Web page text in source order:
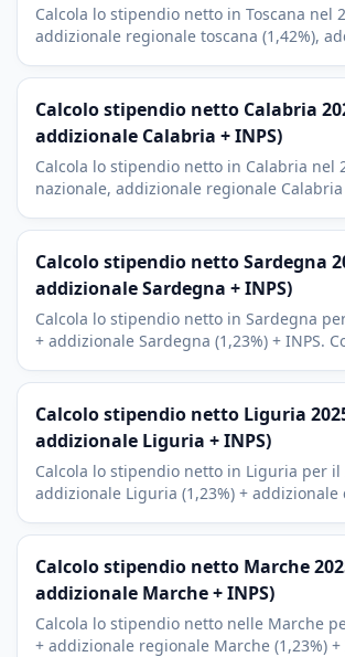
Calcola lo stipendio netto in Toscana nel
addizionale regionale toscana (1,42%),
Siena.
Calcolo stipendio netto Calabria
addizionale Calabria + INPS)
Calcola lo stipendio netto in Calabria nel
nazionale, addizionale regionale Calabria
Catanzaro, Cosenza.
Calcolo stipendio netto Sardegna
addizionale Sardegna + INPS)
Calcola lo stipendio netto in Sardegna
+ addizionale Sardegna (1,23%) + INPS.
Calcolo stipendio netto Liguria
addizionale Liguria + INPS)
Calcola lo stipendio netto in Liguria per il
addizionale Liguria (1,23%) + addizionale
Calcolo stipendio netto Marche
addizionale Marche + INPS)
Calcola lo stipendio netto nelle Marche
+ addizionale regionale Marche (1,23%) +